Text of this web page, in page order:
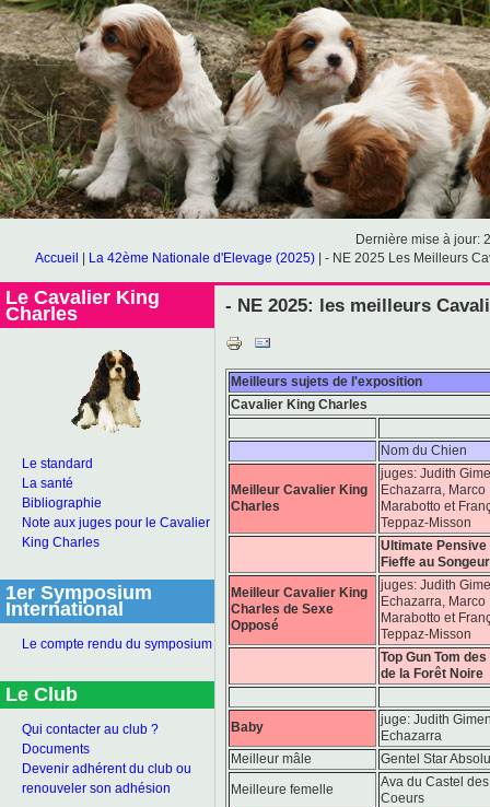
Accueil La 42ème Nationale d'Elevage (2025) - NE 2025 Les Meilleurs
Dernière mise à jour:
Le Cavalier King
Charles
Le standard
La santé
Bibliographie
Note aux juges pour le Cavalier
King Charles
1er Symposium
International
Le compte rendu du symposium
Le Club
Qui contacter au club ?
Documents
Devenir adhérent du club ou
renouveler son adhésion
- NE 2025: les meilleurs
Meilleurs sujets de l'exposition
Cavalier King Charles
Nom du Chien
Meilleur Cavalier King
Charles
juges: Judith
Echazarra, Marco
Marabotto et
Teppaz-Misson
Ultimate Pensive
Fieffe au Songeur
Meilleur Cavalier King
Charles de Sexe
Opposé
juges: Judith
Echazarra, Marco
Marabotto et
Teppaz-Misson
Top Gun Tom
de la Forêt Noire
Baby
juge: Judith
Echazarra
Meilleur mâle
Gentel Star
Meilleure femelle
Ava du Castel
Coeurs